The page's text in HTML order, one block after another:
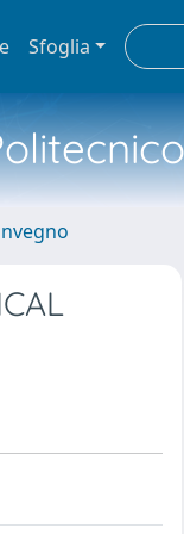
Sfoglia